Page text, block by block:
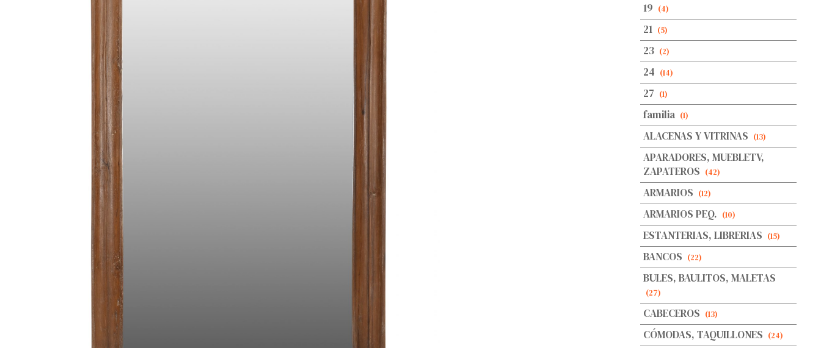
19 (4)
21 (5)
23 (2)
24 (14)
27 (1)
familia (1)
ALACENAS Y VITRINAS (13)
APARADORES, MUEBLETV,
ZAPATEROS (42)
ARMARIOS (12)
ARMARIOS PEQ. (10)
ESTANTERIAS, LIBRERIAS (15)
BANCOS (22)
BULES, BAULITOS, MALETAS
(27)
CABECEROS (13)
CÓMODAS, TAQUILLONES (24)